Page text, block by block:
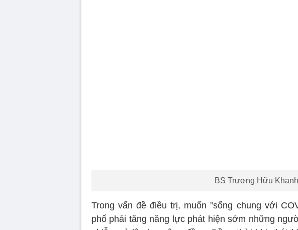
BS Trương Hữu
Trong vấn đề điều trị, muốn ”sống chung với
phố phải tăng năng lực phát hiện sớm những